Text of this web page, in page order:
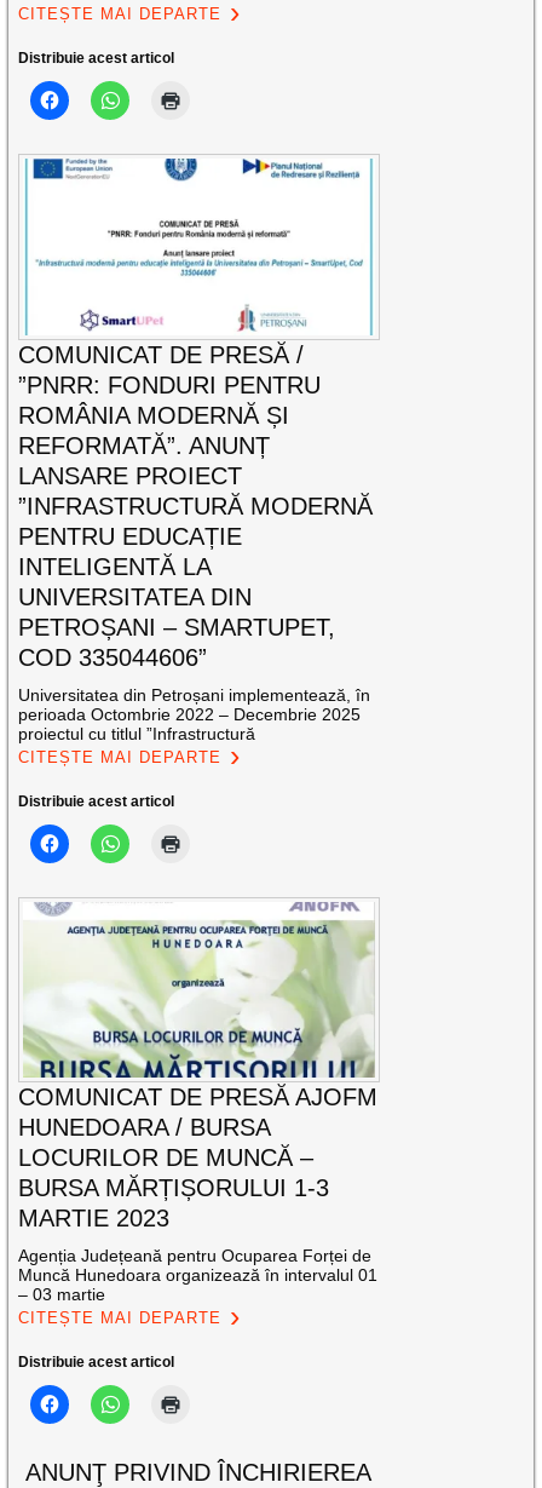
CITEȘTE MAI DEPARTE
Distribuie acest articol
COMUNICAT DE PRESĂ /
”PNRR: FONDURI PENTRU
ROMÂNIA MODERNĂ ȘI
REFORMATĂ”. ANUNȚ
LANSARE PROIECT
”INFRASTRUCTURĂ MODERNĂ
PENTRU EDUCAȚIE
INTELIGENTĂ LA
UNIVERSITATEA DIN
PETROȘANI – SMARTUPET,
COD 335044606”
Universitatea din Petroșani implementează, în
perioada Octombrie 2022 – Decembrie 2025
proiectul cu titlul ”Infrastructură
CITEȘTE MAI DEPARTE
Distribuie acest articol
COMUNICAT DE PRESĂ AJOFM
HUNEDOARA / BURSA
LOCURILOR DE MUNCĂ –
BURSA MĂRȚIȘORULUI 1-3
MARTIE 2023
Agenția Județeană pentru Ocuparea Forței de
Muncă Hunedoara organizează în intervalul 01
– 03 martie
CITEȘTE MAI DEPARTE
Distribuie acest articol
ANUNŢ PRIVIND ÎNCHIRIEREA